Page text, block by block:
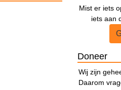
Mist er iets
iets aan
Doneer
Wij zijn
Daarom